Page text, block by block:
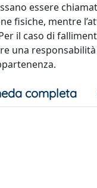
essere
fisiche, mentre
il caso di
una
completa